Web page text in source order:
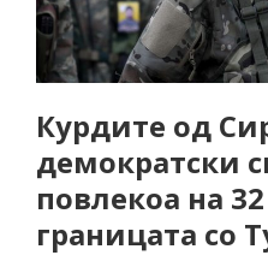
Курдите од
демократски
повлекоа на
границата со